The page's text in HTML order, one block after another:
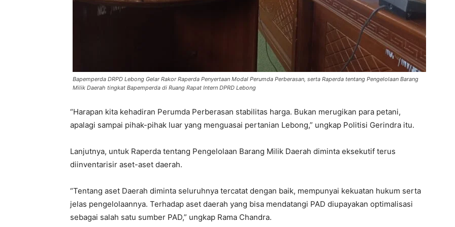
Bapemperda DRPD Lebong Gelar Rakor Raperda Penyertaan Modal Perumda Perberasan, serta Raperda tentang Pengelolaan Barang
Milik Daerah tingkat Bapemperda di Ruang Rapat Intern DPRD Lebong
“Harapan kita kehadiran Perumda Perberasan stabilitas harga. Bukan merugikan para petani,
apalagi sampai pihak-pihak luar yang menguasai pertanian Lebong,” ungkap Politisi Gerindra itu.
Lanjutnya, untuk Raperda tentang Pengelolaan Barang Milik Daerah diminta eksekutif terus
diinventarisir aset-aset daerah.
“Tentang aset Daerah diminta seluruhnya tercatat dengan baik, mempunyai kekuatan hukum serta
jelas pengelolaannya. Terhadap aset daerah yang bisa mendatangi PAD diupayakan optimalisasi
sebagai salah satu sumber PAD,” ungkap Rama Chandra.